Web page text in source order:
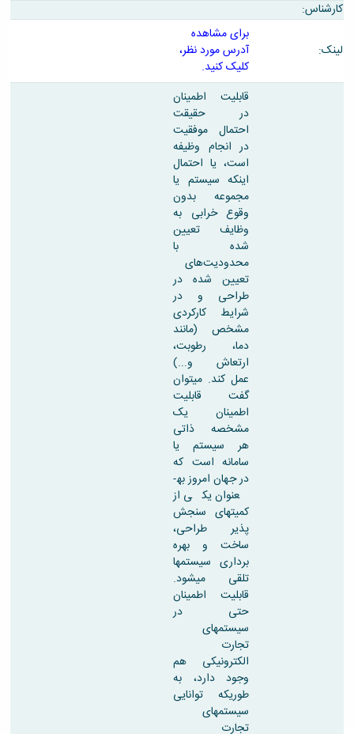
پژوهشی
کمیته
آئین
و
گروه
نشریات
مهندسیکارشناس:
لینک:
برای مشاهده
آدرس مورد نظر،
کلیک کنید.
قابلیت اطمینان
در حقیقت
احتمال موفقیت
در انجام وظیفه
است، یا احتمال
اینکه سیستم یا
مجموعه بدون
وقوع خرابی به
وظایف تعیین
شده با
محدودیت‌های
تعیین شده در
طراحی و در
شرایط کارکردی
مشخص (مانند
دما، رطوبت،
ارتعاش و...)
عمل کند. میتوان
گفت قابلیت
اطمینان یک
مشخصه ذاتی
هر سیستم یا
سامانه است که
در جهان امروز به­
عنوان یکی از
کمیت­های سنجش
پذیر طراحی،
ساخت و بهره
برداری سیستمها
تلقی میشود.
قابلیت اطمینان
حتی در
سیستمهای
تجارت
الکترونیکی هم
وجود دارد، به
طوریکه توانایی
سیستمهای
تجارت